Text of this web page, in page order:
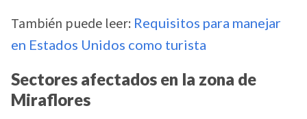
También puede leer: Requisitos para manejar
en Estados Unidos como turista
Sectores afectados en la zona de
Miraflores